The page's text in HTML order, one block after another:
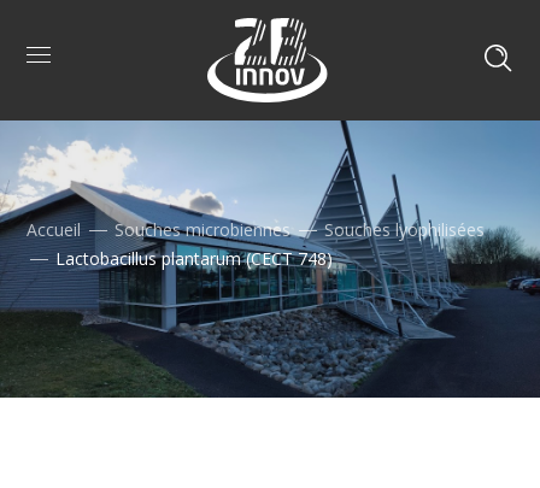
Accueil Souches microbiennes
Souches lyophilisées
Lactobacillus plantarum (CECT 748)